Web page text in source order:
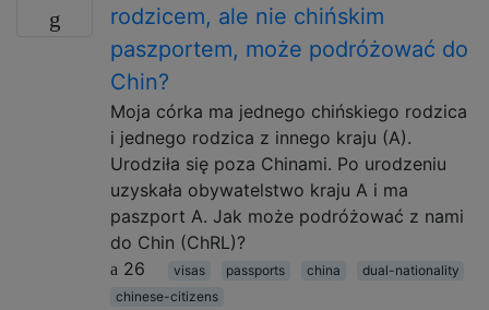
rodzicem, ale nie chińskim
paszportem, może podróżować do
Chin?
Moja córka ma jednego chińskiego rodzica
i jednego rodzica z innego kraju (A).
Urodziła się poza Chinami. Po urodzeniu
uzyskała obywatelstwo kraju A i ma
paszport A. Jak może podróżować z nami
do Chin (ChRL)?
26
visas passports china
dual-nationality
chinese-citizens